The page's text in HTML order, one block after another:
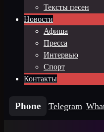
Тексты песен
Новости
Афиша
Пресса
Интервью
Спорт
Контакты
Phone Telegram